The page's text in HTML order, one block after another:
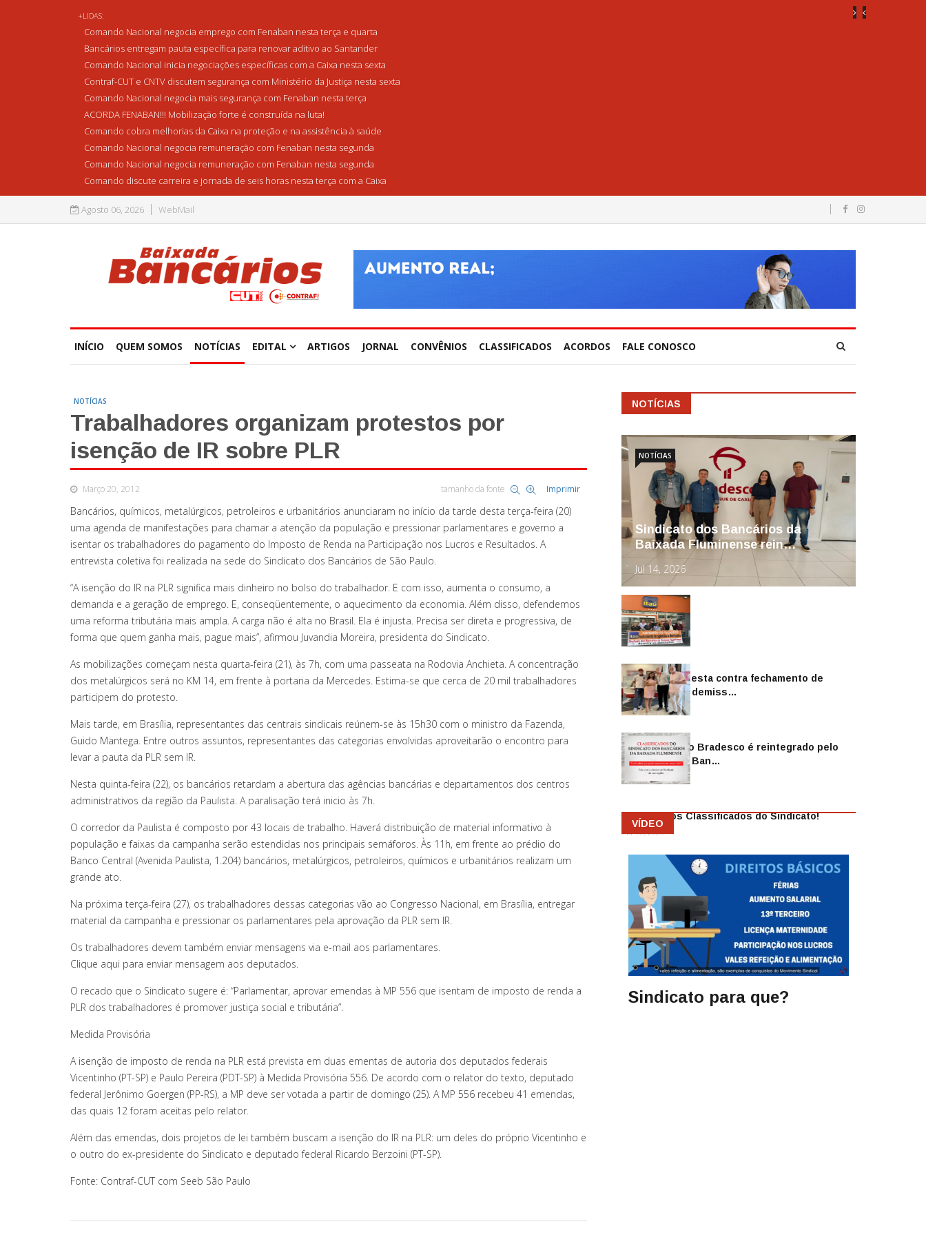
+LIDAS:
Comando Nacional negocia emprego com Fenaban nesta terça e quarta
Bancários entregam pauta específica para renovar aditivo ao Santander
Comando Nacional inicia negociações específicas com a Caixa nesta sexta
Contraf-CUT e CNTV discutem segurança com Ministério da Justiça nesta sexta
Comando Nacional negocia mais segurança com Fenaban nesta terça
ACORDA FENABAN!!! Mobilização forte é construída na luta!
Comando cobra melhorias da Caixa na proteção e na assistência à saúde
Comando Nacional negocia remuneração com Fenaban nesta segunda
Comando Nacional negocia remuneração com Fenaban nesta segunda
Comando discute carreira e jornada de seis horas nesta terça com a Caixa
Agosto 06, 2026 WebMail
INÍCIO QUEM SOMOS NOTÍCIAS EDITAL ARTIGOS JORNAL CONVÊNIOS CLASSIFICADOS ACORDOS FALE CONOSCO
NOTÍCIAS
Trabalhadores organizam protestos por
isenção de IR sobre PLR
Março 20, 2012 tamanho da fonte Imprimir
Bancários, químicos, metalúrgicos, petroleiros e urbanitários anunciaram no início da tarde desta terça-feira (20)
uma agenda de manifestações para chamar a atenção da população e pressionar parlamentares e governo a
isentar os trabalhadores do pagamento do Imposto de Renda na Participação nos Lucros e Resultados. A
entrevista coletiva foi realizada na sede do Sindicato dos Bancários de São Paulo.
“A isenção do IR na PLR significa mais dinheiro no bolso do trabalhador. E com isso, aumenta o consumo, a
demanda e a geração de emprego. E, conseqüentemente, o aquecimento da economia. Além disso, defendemos
uma reforma tributária mais ampla. A carga não é alta no Brasil. Ela é injusta. Precisa ser direta e progressiva, de
forma que quem ganha mais, pague mais”, afirmou Juvandia Moreira, presidenta do Sindicato.
As mobilizações começam nesta quarta-feira (21), às 7h, com uma passeata na Rodovia Anchieta. A concentração
dos metalúrgicos será no KM 14, em frente à portaria da Mercedes. Estima-se que cerca de 20 mil trabalhadores
participem do protesto.
Mais tarde, em Brasília, representantes das centrais sindicais reúnem-se às 15h30 com o ministro da Fazenda,
Guido Mantega. Entre outros assuntos, representantes das categorias envolvidas aproveitarão o encontro para
levar a pauta da PLR sem IR.
Nesta quinta-feira (22), os bancários retardam a abertura das agências bancárias e departamentos dos centros
administrativos da região da Paulista. A paralisação terá inicio às 7h.
O corredor da Paulista é composto por 43 locais de trabalho. Haverá distribuição de material informativo à
população e faixas da campanha serão estendidas nos principais semáforos. Às 11h, em frente ao prédio do
Banco Central (Avenida Paulista, 1.204) bancários, metalúrgicos, petroleiros, químicos e urbanitários realizam um
grande ato.
Na próxima terça-feira (27), os trabalhadores dessas categorias vão ao Congresso Nacional, em Brasília, entregar
material da campanha e pressionar os parlamentares pela aprovação da PLR sem IR.
Os trabalhadores devem também enviar mensagens via e-mail aos parlamentares.
Clique aqui para enviar mensagem aos deputados.
O recado que o Sindicato sugere é: “Parlamentar, aprovar emendas à MP 556 que isentam de imposto de renda a
PLR dos trabalhadores é promover justiça social e tributária”.
Medida Provisória
A isenção de imposto de renda na PLR está prevista em duas ementas de autoria dos deputados federais
Vicentinho (PT-SP) e Paulo Pereira (PDT-SP) à Medida Provisória 556. De acordo com o relator do texto, deputado
federal Jerônimo Goergen (PP-RS), a MP deve ser votada a partir de domingo (25). A MP 556 recebeu 41 emendas,
das quais 12 foram aceitas pelo relator.
Além das emendas, dois projetos de lei também buscam a isenção do IR na PLR: um deles do próprio Vicentinho e
o outro do ex-presidente do Sindicato e deputado federal Ricardo Berzoini (PT-SP).
Fonte: Contraf-CUT com Seeb São Paulo
NOTÍCIAS
Sindicato dos Bancários da
Baixada Fluminense rein…
Jul 14, 2026
NOTÍCIAS
Sindicato protesta contra fechamento de
agências e as demiss…
Mai 13, 2026
Funcionário do Bradesco é reintegrado pelo
Sindicato dos Ban…
Abr 08, 2026
Anuncie nos Classificados do Sindicato!
Abr 08, 2026
VÍDEO
Sindicato para que?